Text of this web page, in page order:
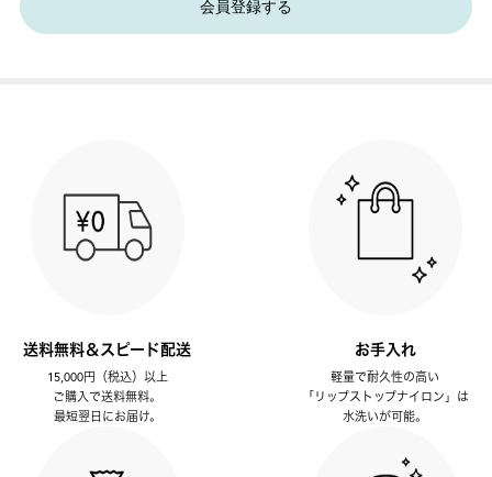
会員登録する
送料無料＆スピード配送
15,000円（税込）以上
ご購入で送料無料。
最短翌日にお届け。
お手入れ
軽量で耐久性の高い
「リップストップナイロン」は
水洗いが可能。